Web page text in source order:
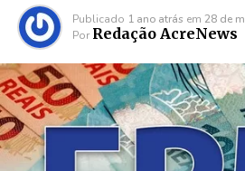
Publicado 1 ano atrás em 28 de
Por Redação AcreNews